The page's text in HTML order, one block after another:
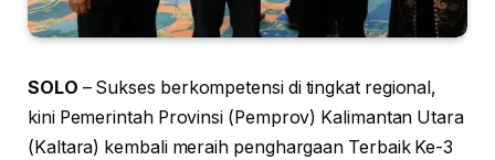
SOLO – Sukses berkompetensi di tingkat regional,
kini Pemerintah Provinsi (Pemprov) Kalimantan Utara
(Kaltara) kembali meraih penghargaan Terbaik Ke-3